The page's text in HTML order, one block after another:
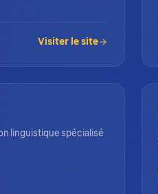
Visiter le site
linguistique spécialisé